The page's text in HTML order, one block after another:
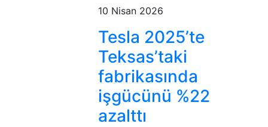
10 Nisan 2026
Tesla 2025’te
Teksas’taki
fabrikasında
işgücünü %22
azalttı